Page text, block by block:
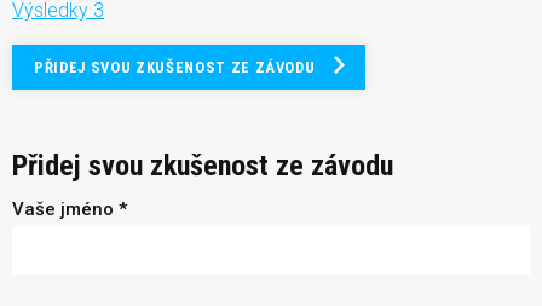
Výsledky 3
PŘIDEJ SVOU ZKUŠENOST ZE ZÁVODU
Přidej svou zkušenost ze závodu
Vaše jméno *